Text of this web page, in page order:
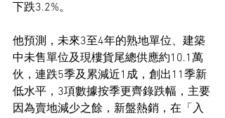
下跌3.2%。
他預測，未來3至4年的熟地單位、建築
中未售單位及現樓貨尾總供應約10.1萬
伙，連跌5季及累減近1成，創出11季新
低水平，3項數據按季更齊錄跌幅，主要
因為賣地減少之餘，新盤熱銷，在「入